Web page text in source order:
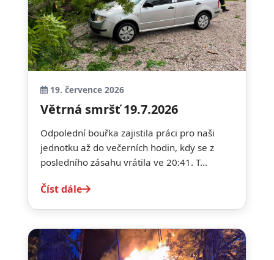
19. července 2026
Větrná smršť 19.7.2026
Odpolední bouřka zajistila práci pro naši
jednotku až do večerních hodin, kdy se z
posledního zásahu vrátila ve 20:41. T...
Číst dále